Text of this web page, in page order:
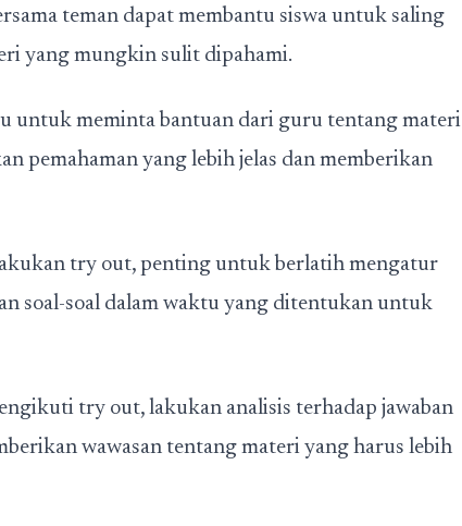
teman dapat membantu siswa untuk saling
yang mungkin sulit dipahami.
untuk meminta bantuan dari guru tentang materi
pemahaman yang lebih jelas dan memberikan
try out, penting untuk berlatih mengatur
soal-soal dalam waktu yang ditentukan untuk
try out, lakukan analisis terhadap jawaban
wawasan tentang materi yang harus lebih